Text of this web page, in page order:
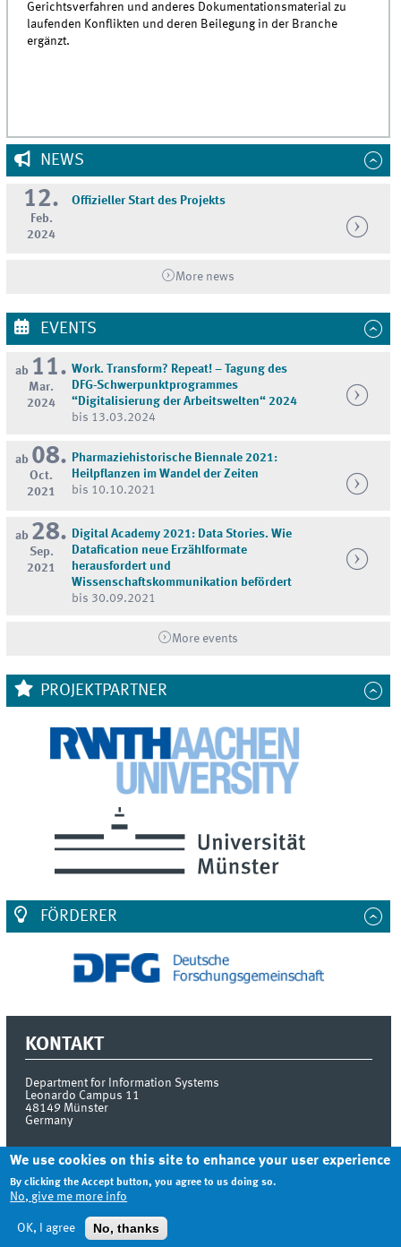
Gerichtsverfahren und anderes Dokumentationsmaterial zu
laufenden Konflikten und deren Beilegung in der Branche
ergänzt.
NEWS
12.
Feb.
2024
Offizieller Start des Projekts
More news
EVENTS
ab 11.
Mar.
2024
Work. Transform? Repeat! – Tagung des
DFG-Schwerpunktprogrammes
“Digitalisierung der Arbeitswelten“ 2024
bis 13.03.2024
ab 08.
Oct.
2021
Pharmaziehistorische Biennale 2021:
Heilpflanzen im Wandel der Zeiten
bis 10.10.2021
ab 28.
Sep.
2021
Digital Academy 2021: Data Stories. Wie
Datafication neue Erzählformate
herausfordert und
Wissenschaftskommunikation befördert
bis 30.09.2021
More events
PROJEKTPARTNER
FÖRDERER
KONTAKT
Department for Information Systems
Leonardo Campus 11
48149 Münster
Germany
We use cookies on this site to enhance your user experience
By clicking the Accept button, you agree to us doing so.
No, give me more info
OK, I agree No, thanks